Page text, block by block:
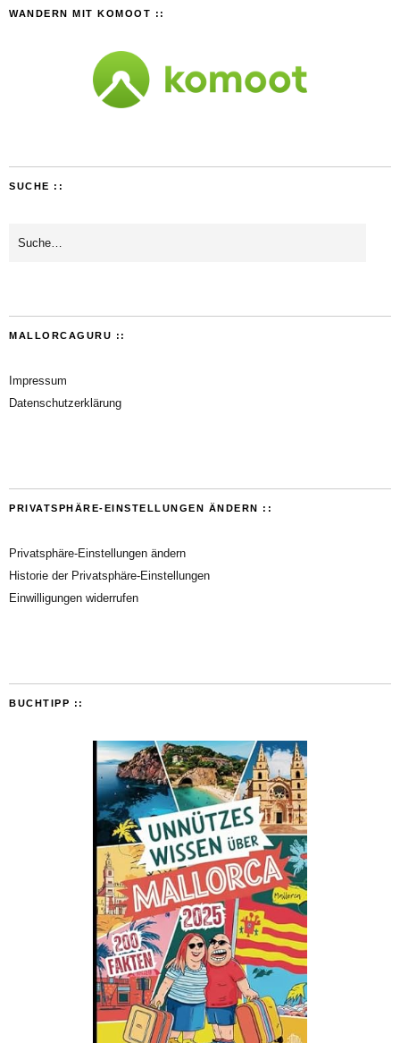
WANDERN MIT KOMOOT ::
SUCHE ::
MALLORCAGURU ::
Impressum
Datenschutzerklärung
PRIVATSPHÄRE-EINSTELLUNGEN ÄNDERN ::
Privatsphäre-Einstellungen ändern
Historie der Privatsphäre-Einstellungen
Einwilligungen widerrufen
BUCHTIPP ::